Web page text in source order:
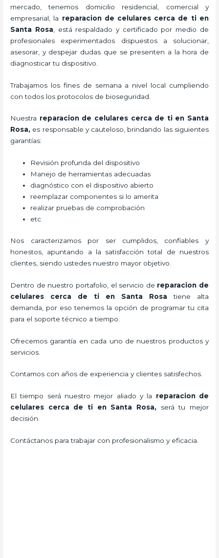
mercado, tenemos domicilio residencial, comercial y
empresarial, la reparacion de celulares cerca de ti en
Santa Rosa , está respaldado y certificado por medio de
profesionales experimentados dispuestos a solucionar,
asesorar, y despejar dudas que se presenten a la hora de
diagnosticar tu dispositivo.
Trabajamos los fines de semana a nivel local cumpliendo
con todos los protocolos de bioseguridad.
Nuestra reparacion de celulares cerca de ti en Santa
Rosa, es responsable y cauteloso, brindando las siguientes
garantías:
Revisión profunda del dispositivo
Manejo de herramientas adecuadas
diagnóstico con el dispositivo abierto
reemplazar componentes si lo amerita
realizar pruebas de comprobación
etc
Nos caracterizamos por ser cumplidos, confiables y
honestos, apuntando a la satisfacción total de nuestros
clientes, siendo ustedes nuestro mayor objetivo.
Dentro de nuestro portafolio, el servicio de reparacion de
celulares cerca de ti en Santa Rosa tiene alta
demanda, por eso tenemos la opción de programar tu cita
para el soporte técnico a tiempo.
Ofrecemos garantía en cada uno de nuestros productos y
servicios.
Contamos con años de experiencia y clientes satisfechos.
El tiempo será nuestro mejor aliado y la reparacion de
celulares cerca de ti en Santa Rosa, será tu mejor
decisión.
Contáctanos para trabajar con profesionalismo y eficacia.